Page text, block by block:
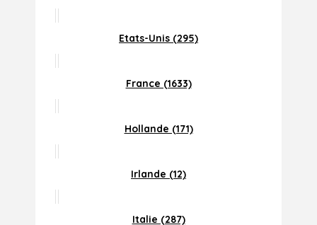
Etats-Unis (295)
France (1633)
Hollande (171)
Irlande (12)
Italie (287)